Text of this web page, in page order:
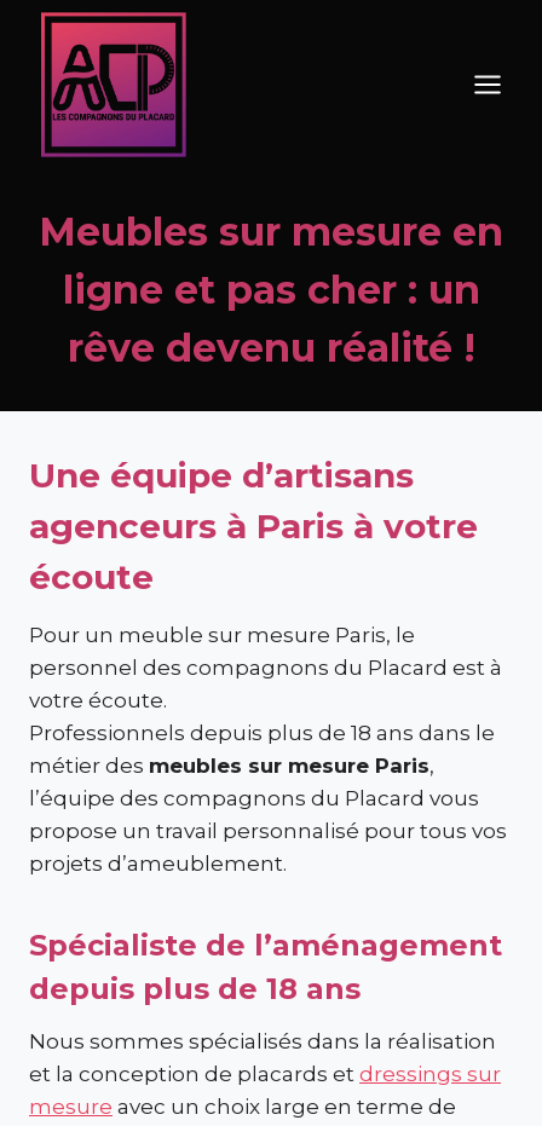
Aller
contenu
Meubles sur mesure en
ligne et pas cher : un
rêve devenu réalité !
Une équipe d’artisans
agenceurs à Paris à votre
écoute
Pour un meuble sur mesure Paris, le
personnel des compagnons du Placard est à
votre écoute.
Professionnels depuis plus de 18 ans dans le
métier des meubles sur mesure Paris,
l’équipe des compagnons du Placard vous
propose un travail personnalisé pour tous vos
projets d’ameublement.
Spécialiste de l’aménagement
depuis plus de 18 ans
Nous sommes spécialisés dans la réalisation
et la conception de placards et dressings sur
mesure avec un choix large en terme de